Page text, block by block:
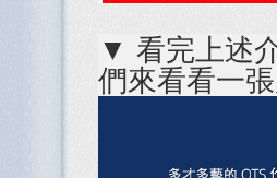
▼ 看完上述
們來看看一